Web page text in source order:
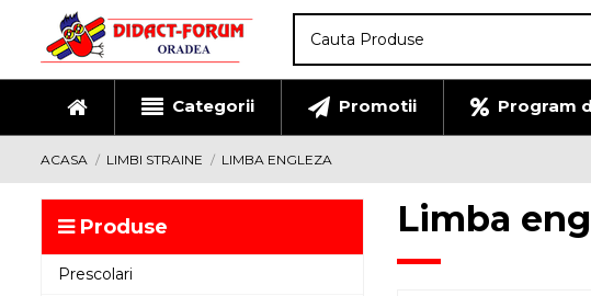
Categorii Promotii Program
ACASA LIMBI STRAINE LIMBA ENGLEZA
Limba
Produse
Prescolari